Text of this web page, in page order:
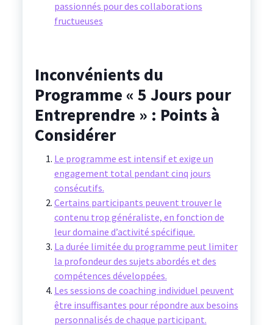
passionnés pour des collaborations
fructueuses
Inconvénients du
Programme « 5 Jours pour
Entreprendre » : Points à
Considérer
Le programme est intensif et exige un
engagement total pendant cinq jours
consécutifs.
Certains participants peuvent trouver le
contenu trop généraliste, en fonction de
leur domaine d’activité spécifique.
La durée limitée du programme peut limiter
la profondeur des sujets abordés et des
compétences développées.
Les sessions de coaching individuel peuvent
être insuffisantes pour répondre aux besoins
personnalisés de chaque participant.